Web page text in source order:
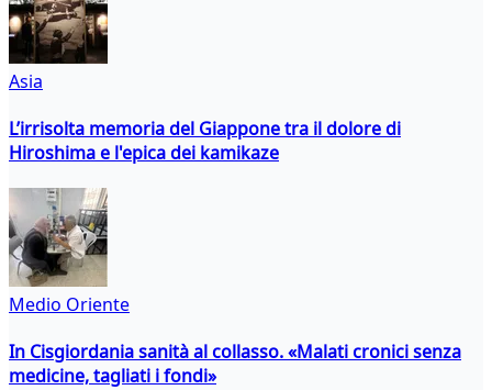
Asia
L’irrisolta memoria del Giappone tra il dolore di
Hiroshima e l'epica dei kamikaze
Medio Oriente
In Cisgiordania sanità al collasso. «Malati cronici senza
medicine, tagliati i fondi»